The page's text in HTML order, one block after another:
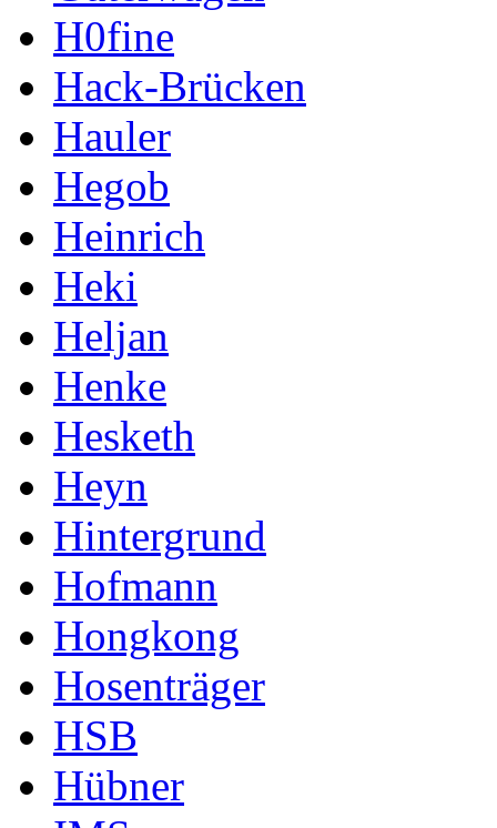
H0fine
Hack-Brücken
Hauler
Hegob
Heinrich
Heki
Heljan
Henke
Hesketh
Heyn
Hintergrund
Hofmann
Hongkong
Hosenträger
HSB
Hübner